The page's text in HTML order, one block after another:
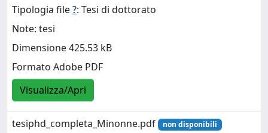
Tipologia file?: Tesi di dottorato
Note: tesi
Dimensione 425.53 kB
Formato Adobe PDF
Visualizza/Apri
tesiphd_completa_Minonne.pdf non disponibili